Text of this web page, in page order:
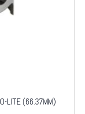
LITE (66.37MM)